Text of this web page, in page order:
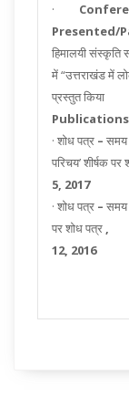
·
Presented/
हिमालयी संस्कृति
में “उत्तराखंड में
प्रस्तुत किया
Publications
· शोध पत्र – समय
परिचय’ शीर्षक पर
5, 2017
· शोध पत्र – समय
पर शोध पत्र
12, 2016